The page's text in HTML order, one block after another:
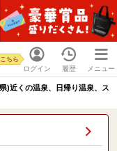
ログイン
ちら
履歴 メニュー
)近くの温泉、日帰り温泉、ス